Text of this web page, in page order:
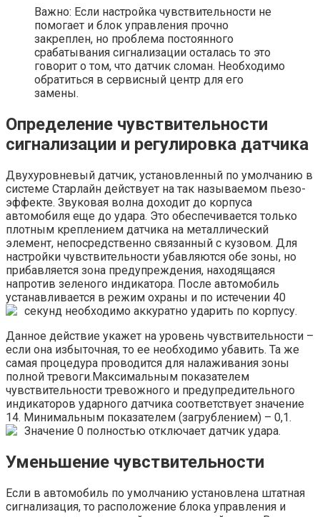
Важно: Если настройка чувствительности не
помогает и блок управления прочно
закреплен, но проблема постоянного
срабатывания сигнализации осталась то это
говорит о том, что датчик сломан. Необходимо
обратиться в сервисный центр для его
замены.
Определение чувствительности
сигнализации и регулировка датчика
Двухуровневый датчик, установленный по умолчанию в
системе Старлайн действует на так называемом пьезо-
эффекте. Звуковая волна доходит до корпуса
автомобиля еще до удара. Это обеспечивается только
плотным креплением датчика на металлический
элемент, непосредственно связанный с кузовом. Для
настройки чувствительности убавляются обе зоны, но
прибавляется зона предупреждения, находящаяся
напротив зеленого индикатора. После автомобиль
устанавливается в режим охраны и по истечении 40
секунд необходимо аккуратно ударить по корпусу.
Данное действие укажет на уровень чувствительности –
если она избыточная, то ее необходимо убавить. Та же
самая процедура проводится для налаживания зоны
полной тревоги.Максимальным показателем
чувствительности тревожного и предупредительного
индикаторов ударного датчика соответствует значение
14. Минимальным показателем (загрублением) – 0,1.
Значение 0 полностью отключает датчик удара.
Уменьшение чувствительности
Если в автомобиль по умолчанию установлена штатная
сигнализация, то расположение блока управления и